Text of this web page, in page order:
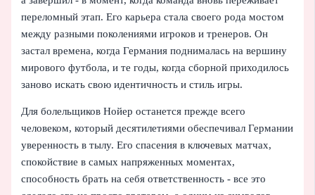
переломный этап. Его карьера стала своего рода мостом
между разными поколениями игроков и тренеров. Он
застал времена, когда Германия поднималась на вершину
мирового футбола, и те годы, когда сборной приходилось
заново искать свою идентичность и стиль игры.
Для болельщиков Нойер останется прежде всего
человеком, который десятилетиями обеспечивал Германии
уверенность в тылу. Его спасения в ключевых матчах,
спокойствие в самых напряженных моментах,
способность брать на себя ответственность - все это